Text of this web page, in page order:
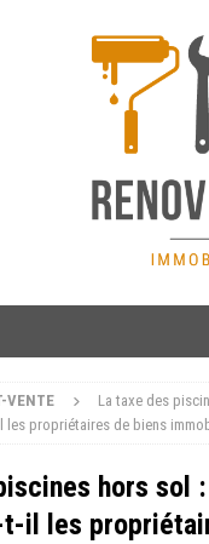
VENTE
La taxe des
les propriétaires de biens
hors sol
il les